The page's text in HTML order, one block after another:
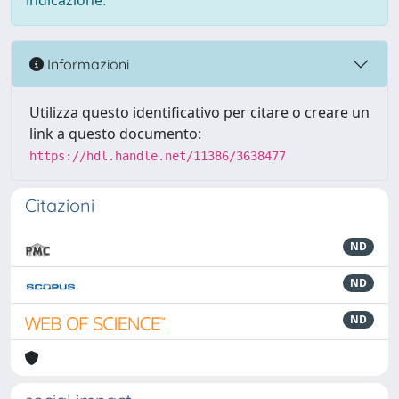
Informazioni
Utilizza questo identificativo per citare o creare un
link a questo documento:
https://hdl.handle.net/11386/3638477
Citazioni
ND
ND
ND